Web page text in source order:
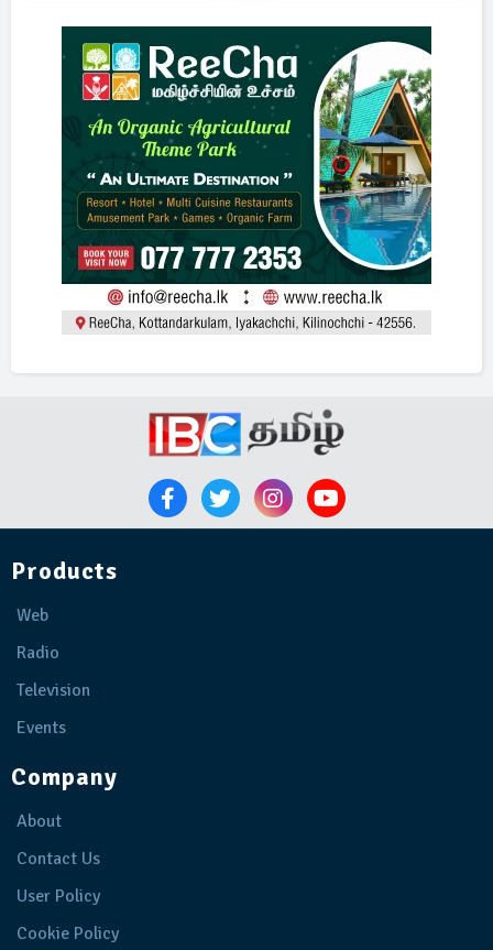
Products
Web
Radio
Television
Events
Company
About
Contact Us
User Policy
Cookie Policy